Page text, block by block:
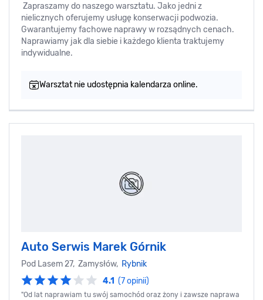
Zapraszamy do naszego warsztatu. Jako jedni z
nielicznych oferujemy usługę konserwacji podwozia.
Gwarantujemy fachowe naprawy w rozsądnych cenach.
Naprawiamy jak dla siebie i każdego klienta traktujemy
indywidualne.
Warsztat nie udostępnia kalendarza online.
Auto Serwis Marek Górnik
Pod Lasem 27, Zamysłów, Rybnik
4.1 (7 opinii)
"Od lat naprawiam tu swój samochód oraz żony i zawsze naprawa